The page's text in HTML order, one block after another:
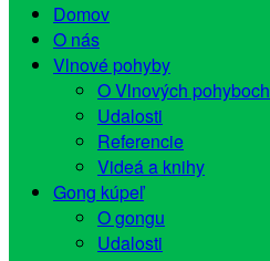
Domov
O nás
Vlnové pohyby
O Vlnových pohyboch
Udalosti
Referencie
Videá a knihy
Gong kúpeľ
O gongu
Udalosti